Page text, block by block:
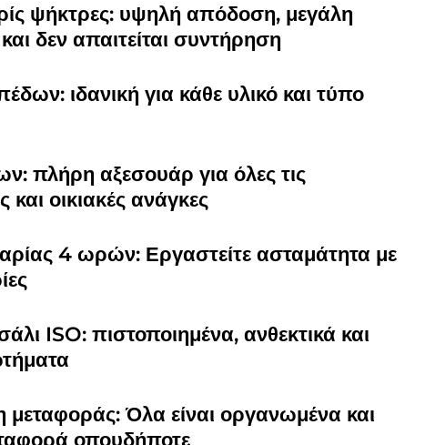
ψήκτρες: υψηλή απόδοση, μεγάλη
δεν απαιτείται συντήρηση
ιδανική για κάθε υλικό και τύπο
πλήρη αξεσουάρ για όλες τις
και οικιακές ανάγκες
4 ωρών: Εργαστείτε ασταμάτητα με
ISO: πιστοποιημένα, ανθεκτικά και
μεταφοράς: Όλα είναι οργανωμένα και
οπουδήποτε